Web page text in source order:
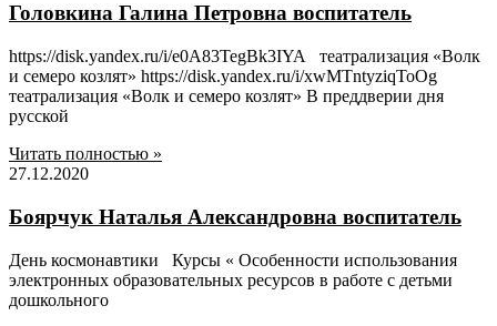
Головкина Галина Петровна воспитатель
https://disk.yandex.ru/i/e0A83TegBk3IYA театрализация «Волк
и семеро козлят» https://disk.yandex.ru/i/xwMTntyziqToOg
театрализация «Волк и семеро козлят» В преддверии дня
русской
Читать полностью »
27.12.2020
Боярчук Наталья Александровна воспитатель
День космонавтики Курсы « Особенности использования
электронных образовательных ресурсов в работе с детьми
дошкольного